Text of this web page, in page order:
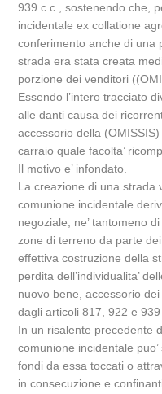
939 c.c., sostenendo che,
incidentale ex collatione
conferimento anche di una
strada era stata creata
porzione dei venditori
Essendo l’intero tracciato
alle danti causa dei
accessorio della
carraio quale facolta’
Il motivo e’ infondato.
La creazione di una strada
comunione incidentale
negoziale, ne’ tantomeno
zone di terreno da parte
effettiva costruzione della
perdita dell’individualita’
nuovo bene, accessorio
dagli articoli 817, 922 e 939
In un risalente precedente
comunione incidentale
fondi da essa toccati o
in consecuzione e